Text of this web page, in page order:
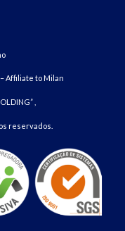
– Affiliate to Milan
,
reservados.